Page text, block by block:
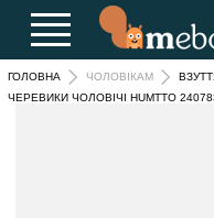
ГОЛОВНА ЧОЛОВІКАМ
ЧЕРЕВИКИ ЧОЛОВІЧІ HUMTTO